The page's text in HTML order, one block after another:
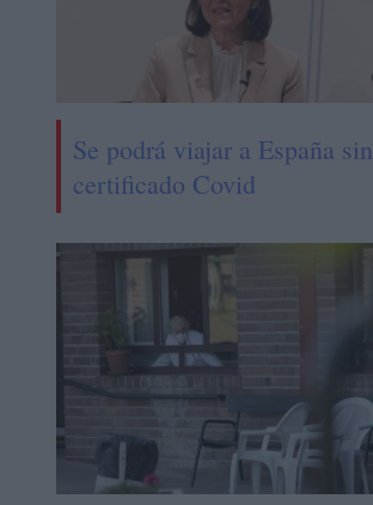
Se podrá viajar a España sin
certificado Covid